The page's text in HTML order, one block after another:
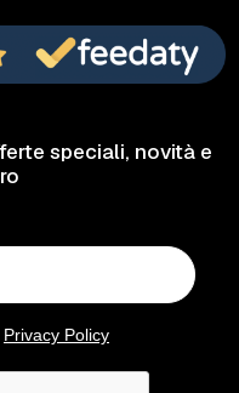
speciali, novità e
Privacy Policy